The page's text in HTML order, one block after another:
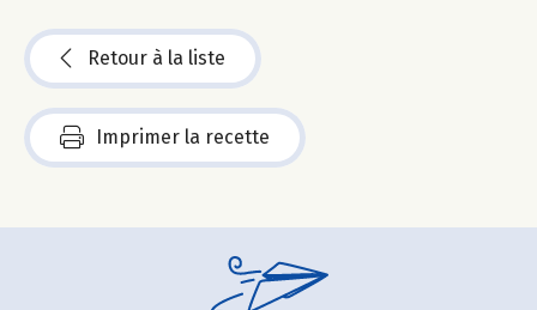
Retour à la liste
Imprimer la recette